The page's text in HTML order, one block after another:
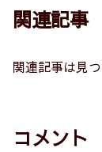
関連記事
関連記事は見
コメント